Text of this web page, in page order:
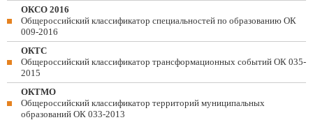
ОКСО 2016
Общероссийский классификатор специальностей по образованию ОК
009-2016
ОКТС
Общероссийский классификатор трансформационных событий ОК 035-
2015
ОКТМО
Общероссийский классификатор территорий муниципальных
образований ОК 033-2013